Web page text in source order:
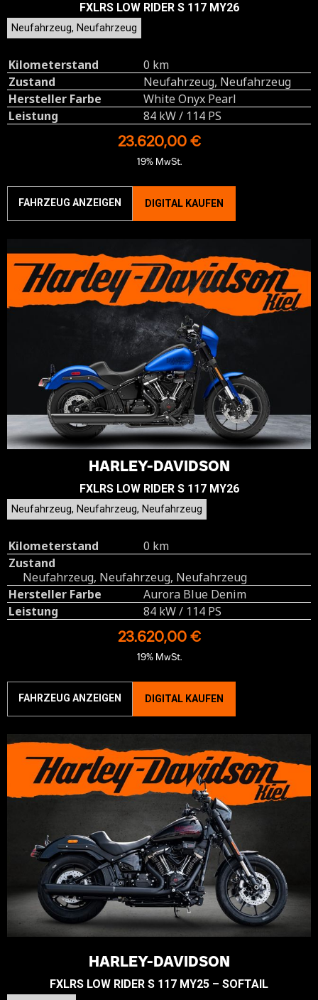
FXLRS LOW RIDER S 117 MY26
Neufahrzeug, Neufahrzeug
Kilometerstand
0 km
Zustand
Neufahrzeug, Neufahrzeug
Hersteller Farbe
White Onyx Pearl
Leistung
84 kW / 114 PS
23.620,00 €
19% MwSt.
FAHRZEUG ANZEIGEN DIGITAL KAUFEN
HARLEY-DAVIDSON
FXLRS LOW RIDER S 117 MY26
Neufahrzeug, Neufahrzeug, Neufahrzeug
Kilometerstand
0 km
Zustand
Neufahrzeug, Neufahrzeug, Neufahrzeug
Hersteller Farbe
Aurora Blue Denim
Leistung
84 kW / 114 PS
23.620,00 €
19% MwSt.
FAHRZEUG ANZEIGEN DIGITAL KAUFEN
HARLEY-DAVIDSON
FXLRS LOW RIDER S 117 MY25 – SOFTAIL